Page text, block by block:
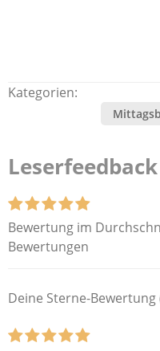
Kategorien:
Leserfeedback
Bewertung im
Bewertungen
Deine Sterne-Bewertung